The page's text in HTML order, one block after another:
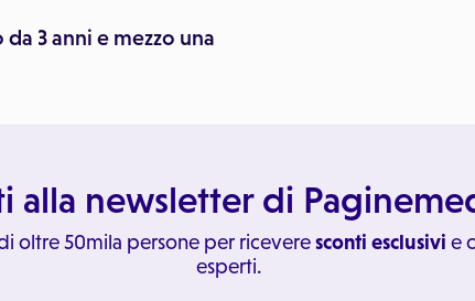
3 anni e mezzo una
alla newsletter di
oltre 50mila persone per riceveresconti esclusivi e
esperti.